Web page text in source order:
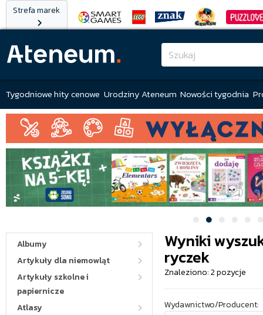
Strefa marek
Tygodniowe hity cenowe Urodziny Ateneum Nowości tygodnia
Albumy
Artykuły dla niemowląt
Artykuły szkolne i
papiernicze
Atlasy
Wyniki
ryczek
Znaleziono: 2 pozycje
Wydawnictwo/Producent: